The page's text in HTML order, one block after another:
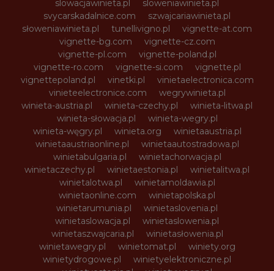
slowacjawinieta.pl
sloweniawinieta.pl
svycarskadalnice.com
szwajcariawinieta.pl
słoweniawinieta.pl
tunellivigno.pl
vignette-at.com
vignette-bg.com
vignette-cz.com
vignette-pl.com
vignette-poland.pl
vignette-ro.com
vignette-si.com
vignette.pl
vignettepoland.pl
vinetki.pl
vinietaelectronica.com
vinieteelectronice.com
wegrywinieta.pl
winieta-austria.pl
winieta-czechy.pl
winieta-litwa.pl
winieta-słowacja.pl
winieta-wegry.pl
winieta-węgry.pl
winieta.org
winietaaustria.pl
winietaaustriaonline.pl
winietaautostradowa.pl
winietabulgaria.pl
winietachorwacja.pl
winietaczechy.pl
winietaestonia.pl
winietalitwa.pl
winietalotwa.pl
winietamoldawia.pl
winietaonline.com
winietapolska.pl
winietarumunia.pl
winietaslovenia.pl
winietaslowacja.pl
winietaslowenia.pl
winietaszwajcaria.pl
winietasłowenia.pl
winietawegry.pl
winietomat.pl
winiety.org
winietydrogowe.pl
winietyelektroniczne.pl